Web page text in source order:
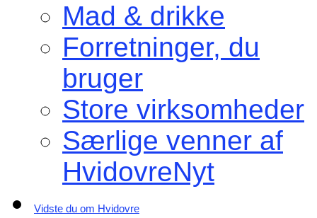
Mad & drikke
Forretninger, du
bruger
Store virksomheder
Særlige venner af
HvidovreNyt
Vidste du om Hvidovre